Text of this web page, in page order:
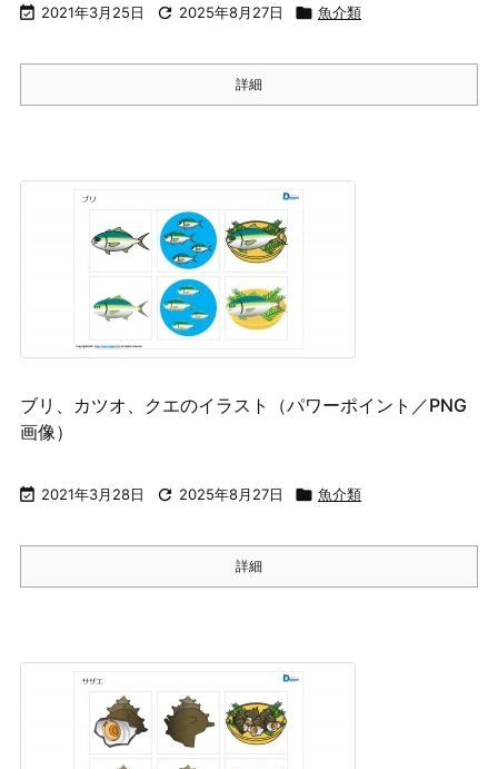
 2021年3月25日  2025年8月27日  魚介類
詳細
ブリ、カツオ、クエのイラスト（パワーポイント／PNG
画像）
 2021年3月28日  2025年8月27日  魚介類
詳細